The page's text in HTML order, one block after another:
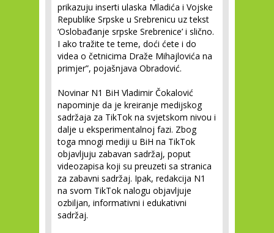
prikazuju inserti ulaska Mladića i Vojske
Republike Srpske u Srebrenicu uz tekst
‘Oslobađanje srpske Srebrenice’ i slično.
I ako tražite te teme, doći ćete i do
videa o četnicima Draže Mihajlovića na
primjer”, pojašnjava Obradović.
Novinar N1 BiH Vladimir Čokalović
napominje da je kreiranje medijskog
sadržaja za TikTok na svjetskom nivou i
dalje u eksperimentalnoj fazi. Zbog
toga mnogi mediji u BiH na TikTok
objavljuju zabavan sadržaj, poput
videozapisa koji su preuzeti sa stranica
za zabavni sadržaj. Ipak, redakcija N1
na svom TikTok nalogu objavljuje
ozbiljan, informativni i edukativni
sadržaj.